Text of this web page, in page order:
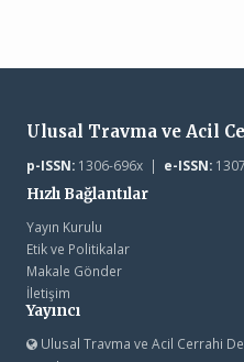
Ulusal Travma ve Acil
p-ISSN:1306-696x | e-ISSN:
Hızlı Bağlantılar
Yayın Kurulu
Etik ve Politikalar
Makale Gönder
İletişim
Yayıncı
Ulusal Travma ve Acil Cerrahi